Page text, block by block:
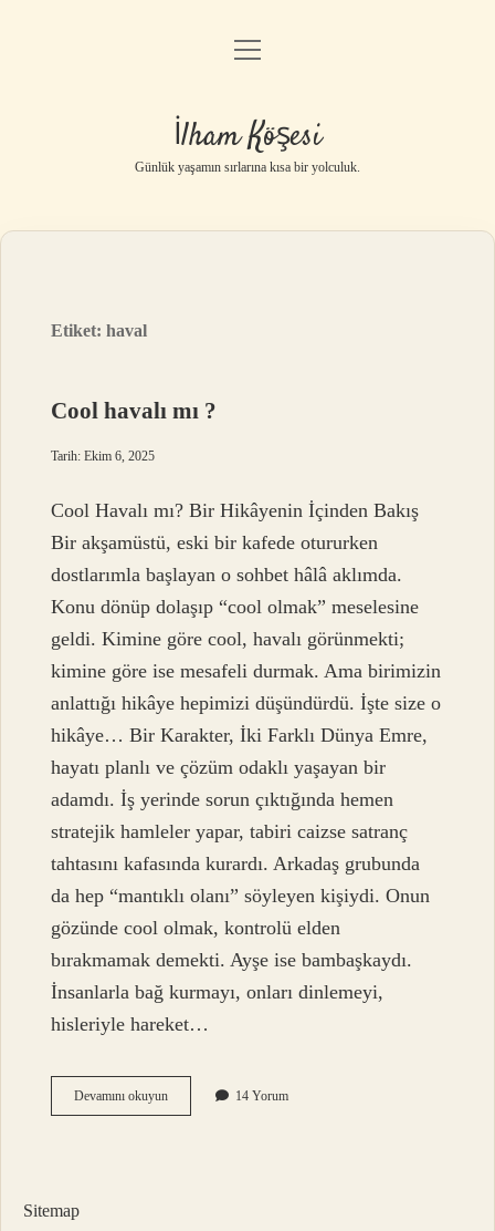
Anasayfa
Yasal Uyarı
menüyü
İlham Köşesi
Günlük yaşamın sırlarına kısa bir yolculuk.
Etiket:haval
Cool havalı mı ?
Tarih: Ekim 6, 2025
Cool Havalı mı? Bir Hikâyenin İçinden Bakış
Bir akşamüstü, eski bir kafede otururken
dostlarımla başlayan o sohbet hâlâ aklımda.
Konu dönüp dolaşıp “cool olmak” meselesine
geldi. Kimine göre cool, havalı görünmekti;
kimine göre ise mesafeli durmak. Ama birimizin
anlattığı hikâye hepimizi düşündürdü. İşte size o
hikâye… Bir Karakter, İki Farklı Dünya Emre,
hayatı planlı ve çözüm odaklı yaşayan bir
adamdı. İş yerinde sorun çıktığında hemen
stratejik hamleler yapar, tabiri caizse satranç
tahtasını kafasında kurardı. Arkadaş grubunda
da hep “mantıklı olanı” söyleyen kişiydi. Onun
gözünde cool olmak, kontrolü elden
bırakmamak demekti. Ayşe ise bambaşkaydı.
İnsanlarla bağ kurmayı, onları dinlemeyi,
hisleriyle hareket…
Devamını okuyunCool
havalı
14 Yorum
Sitemap